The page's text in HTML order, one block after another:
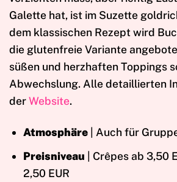
Galette hat, ist im Suzette
dem klassischen Rezept wird
die glutenfreie Variante
süßen und herzhaften Toppings
Abwechslung. Alle detaillierten
derWebsite.
Atmosphäre| Auch für
Preisniveau | Crêpes ab 3,50
2,50 EUR